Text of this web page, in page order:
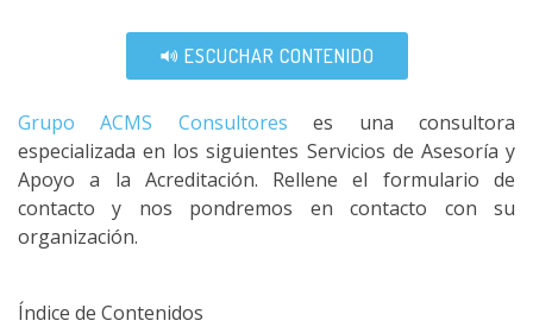
ESCUCHAR CONTENIDO
Grupo ACMS Consultores es una consultora
especializada en los siguientes Servicios de Asesoría y
Apoyo a la Acreditación. Rellene el formulario de
contacto y nos pondremos en contacto con su
organización.
Índice de Contenidos